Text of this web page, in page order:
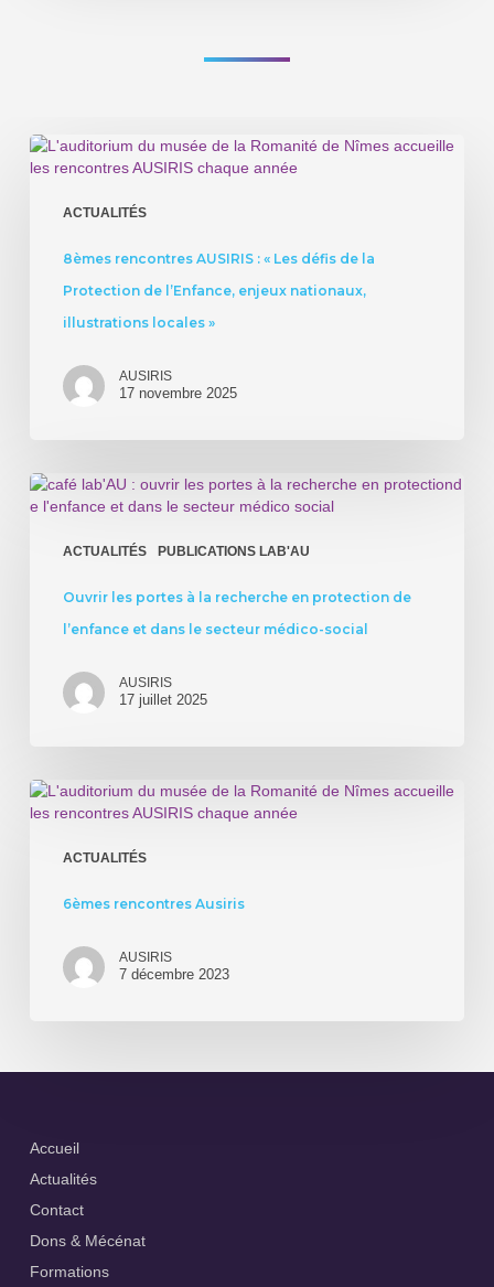
ACTUALITÉS
8èmes
rencontres
l’Enfance,
locales
»
8èmes rencontres AUSIRIS : « Les défis de la
Protection de l’Enfance, enjeux nationaux,
illustrations locales »
AUSIRIS
17 novembre 2025
ACTUALITÉS PUBLICATIONS LAB'AU
Ouvrir
les
recherche
protection
l’enfance
médico-
social
Ouvrir les portes à la recherche en protection de
l’enfance et dans le secteur médico-social
AUSIRIS
17 juillet 2025
ACTUALITÉS
6èmes
rencontres
6èmes rencontres Ausiris
AUSIRIS
7 décembre 2023
Accueil
Actualités
Contact
Dons & Mécénat
Formations